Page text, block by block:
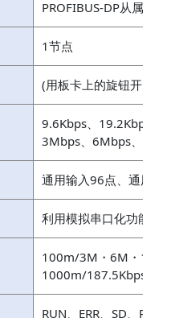
PROFIBUS-DP从属
1节点
(用板卡上的旋钮开关设
9.6Kbps、19.2Kbps、
3Mbps、6Mbps、
通用输入96点、通用输
利用模拟串口化功能，
100m/3M・6M・
1000m/187.5Kbps、
RUN、ERR、SD、RD、